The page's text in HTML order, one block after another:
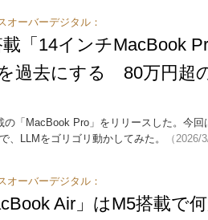
オーバーデジタル：
載「14インチMacBook
過去にする 80万円超
「MacBook Pro」をリリースした。今
、LLMをゴリゴリ動かしてみた。
（2026/
オーバーデジタル：
Air」はM5搭載で